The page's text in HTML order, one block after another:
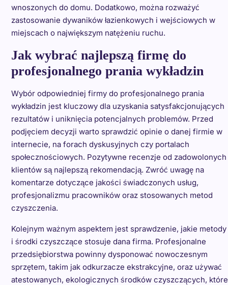
wnoszonych do domu. Dodatkowo, można rozważyć
zastosowanie dywaników łazienkowych i wejściowych w
miejscach o największym natężeniu ruchu.
Jak wybrać najlepszą firmę do
profesjonalnego prania wykładzin
Wybór odpowiedniej firmy do profesjonalnego prania
wykładzin jest kluczowy dla uzyskania satysfakcjonujących
rezultatów i uniknięcia potencjalnych problemów. Przed
podjęciem decyzji warto sprawdzić opinie o danej firmie w
internecie, na forach dyskusyjnych czy portalach
społecznościowych. Pozytywne recenzje od zadowolonych
klientów są najlepszą rekomendacją. Zwróć uwagę na
komentarze dotyczące jakości świadczonych usług,
profesjonalizmu pracowników oraz stosowanych metod
czyszczenia.
Kolejnym ważnym aspektem jest sprawdzenie, jakie metody
i środki czyszczące stosuje dana firma. Profesjonalne
przedsiębiorstwa powinny dysponować nowoczesnym
sprzętem, takim jak odkurzacze ekstrakcyjne, oraz używać
atestowanych, ekologicznych środków czyszczących, które